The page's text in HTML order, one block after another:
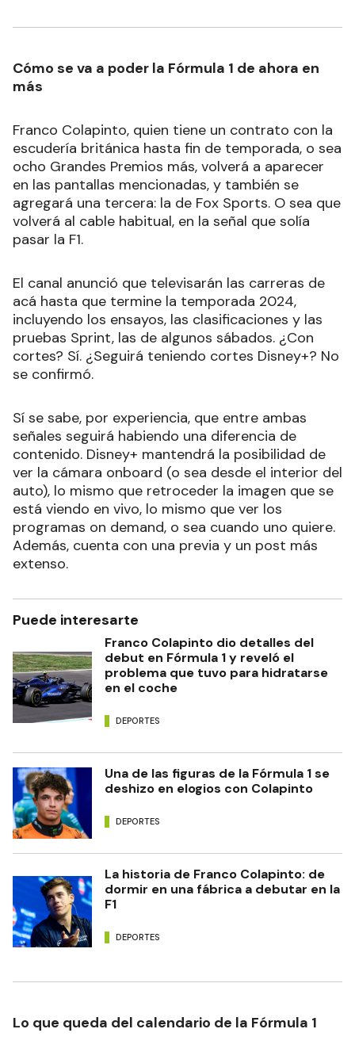
Cómo se va a poder la Fórmula 1 de ahora en
más
Franco Colapinto, quien tiene un contrato con la
escudería británica hasta fin de temporada, o sea
ocho Grandes Premios más, volverá a aparecer
en las pantallas mencionadas, y también se
agregará una tercera: la de Fox Sports. O sea que
volverá al cable habitual, en la señal que solía
pasar la F1.
El canal anunció que televisarán las carreras de
acá hasta que termine la temporada 2024,
incluyendo los ensayos, las clasificaciones y las
pruebas Sprint, las de algunos sábados. ¿Con
cortes? Sí. ¿Seguirá teniendo cortes Disney+? No
se confirmó.
Sí se sabe, por experiencia, que entre ambas
señales seguirá habiendo una diferencia de
contenido. Disney+ mantendrá la posibilidad de
ver la cámara onboard (o sea desde el interior del
auto), lo mismo que retroceder la imagen que se
está viendo en vivo, lo mismo que ver los
programas on demand, o sea cuando uno quiere.
Además, cuenta con una previa y un post más
extenso.
Puede interesarte
Franco Colapinto dio detalles del
debut en Fórmula 1 y reveló el
problema que tuvo para hidratarse
en el coche
DEPORTES
Una de las figuras de la Fórmula 1 se
deshizo en elogios con Colapinto
DEPORTES
La historia de Franco Colapinto: de
dormir en una fábrica a debutar en la
F1
DEPORTES
Lo que queda del calendario de la Fórmula 1